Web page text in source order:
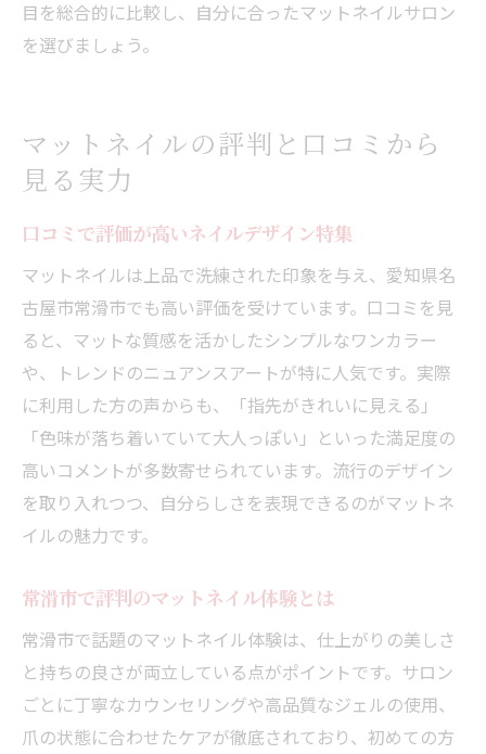
目を総合的に比較し、自分に合ったマットネイルサロン
を選びましょう。
マットネイルの評判と口コミから
見る実力
口コミで評価が高いネイルデザイン特集
マットネイルは上品で洗練された印象を与え、愛知県名
古屋市常滑市でも高い評価を受けています。口コミを見
ると、マットな質感を活かしたシンプルなワンカラー
や、トレンドのニュアンスアートが特に人気です。実際
に利用した方の声からも、「指先がきれいに見える」
「色味が落ち着いていて大人っぽい」といった満足度の
高いコメントが多数寄せられています。流行のデザイン
を取り入れつつ、自分らしさを表現できるのがマットネ
イルの魅力です。
常滑市で評判のマットネイル体験とは
常滑市で話題のマットネイル体験は、仕上がりの美しさ
と持ちの良さが両立している点がポイントです。サロン
ごとに丁寧なカウンセリングや高品質なジェルの使用、
爪の状態に合わせたケアが徹底されており、初めての方